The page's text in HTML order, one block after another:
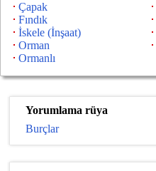
Çapak
Fındık
İskele (İnşaat)
Orman
Ormanlı
Yorumlama rüya
Burçlar